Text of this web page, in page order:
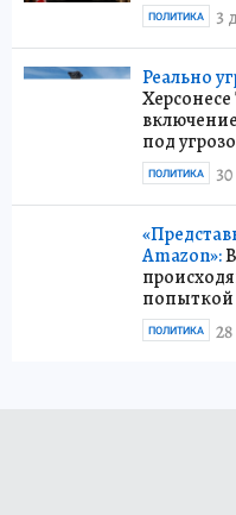
3
ПОЛИТИКА
Реально
под
ПОЛИТИКА
Amazon»:
попыткой
ПОЛИТИКА